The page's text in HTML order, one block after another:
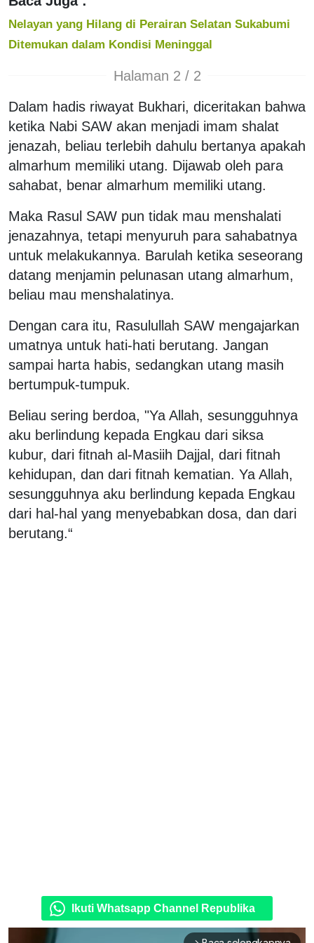
Nelayan yang Hilang di Perairan Selatan Sukabumi
Ditemukan dalam Kondisi Meninggal
Halaman 2 / 2
Dalam hadis riwayat Bukhari, diceritakan bahwa
ketika Nabi SAW akan menjadi imam shalat
jenazah, beliau terlebih dahulu bertanya apakah
almarhum memiliki utang. Dijawab oleh para
sahabat, benar almarhum memiliki utang.
Maka Rasul SAW pun tidak mau menshalati
jenazahnya, tetapi menyuruh para sahabatnya
untuk melakukannya. Barulah ketika seseorang
datang menjamin pelunasan utang almarhum,
beliau mau menshalatinya.
Dengan cara itu, Rasulullah SAW mengajarkan
umatnya untuk hati-hati berutang. Jangan
sampai harta habis, sedangkan utang masih
bertumpuk-tumpuk.
Beliau sering berdoa, "Ya Allah, sesungguhnya
aku berlindung kepada Engkau dari siksa
kubur, dari fitnah al-Masiih Dajjal, dari fitnah
kehidupan, dan dari fitnah kematian. Ya Allah,
sesungguhnya aku berlindung kepada Engkau
dari hal-hal yang menyebabkan dosa, dan dari
berutang.“
Ikuti Whatsapp Channel Republika